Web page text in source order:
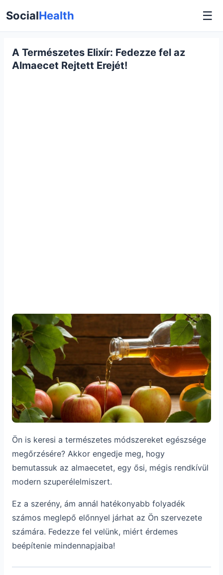
SocialHealth ☰
A Természetes Elixír: Fedezze fel az
Almaecet Rejtett Erejét!
Ön is keresi a természetes módszereket egészsége
megőrzésére? Akkor engedje meg, hogy
bemutassuk az almaecetet, egy ősi, mégis rendkívül
modern szuperélelmiszert.
Ez a szerény, ám annál hatékonyabb folyadék
számos meglepő előnnyel járhat az Ön szervezete
számára. Fedezze fel velünk, miért érdemes
beépítenie mindennapjaiba!